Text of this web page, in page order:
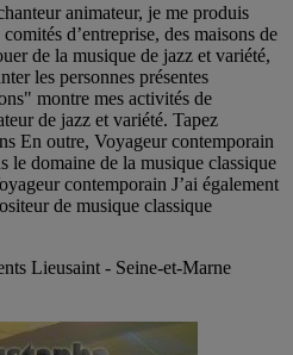
animateur, je me produis
d’entreprise, des maisons de
de la musique de jazz et variété,
les personnes présentes
montre mes activités de
de jazz et variété. Tapez
En outre, Voyageur contemporain
le domaine de la musique classique
contemporain J’ai également
de musique classique
Lieusaint - Seine-et-Marne